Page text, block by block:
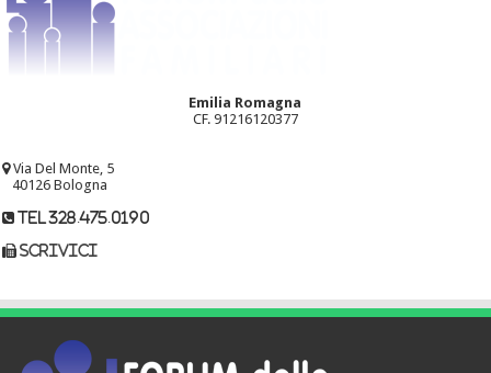
Emilia Romagna
CF. 91216120377
Via Del Monte, 5
40126 Bologna
tel 328.475.0190
scrivici